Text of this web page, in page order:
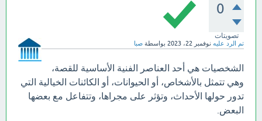
0
تصويتات
تم الرد عليه نوفمبر 22، 2023 بواسطة صبا
الشخصيات هي أحد العناصر الفنية الأساسية للقصة،
وهي تتمثل بالأشخاص، أو الحيوانات، أو الكائنات الخيالية التي
تدور حولها الأحداث، وتؤثر على مجراها، وتتفاعل مع بعضها
البعض.